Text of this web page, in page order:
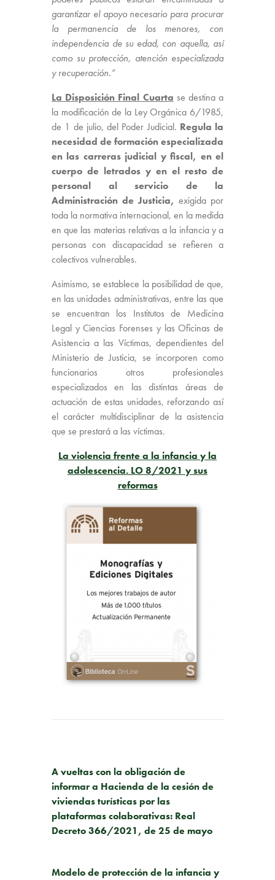
garantizar el apoyo necesario para procurar
la permanencia de los menores, con
independencia de su edad, con aquella, así
como su protección, atención especializada
y recuperación.”
La Disposición Final Cuarta se destina a
la modificación de la Ley Orgánica 6/1985,
de 1 de julio, del Poder Judicial. Regula la
necesidad deformación especializada
en las carreras judicial y fiscal, en el
cuerpo de letrados y en el resto de
personal al servicio de la
Administración de Justicia, exigida por
toda la normativa internacional, en la medida
en que las materias relativas a la infancia y a
personas con discapacidad se refieren a
colectivos vulnerables.
Asimismo, se establece la posibilidad de que,
en las unidades administrativas, entre las que
se encuentran los Institutos de Medicina
Legal y Ciencias Forenses y las Oficinas de
Asistencia a las Víctimas, dependientes del
Ministerio de Justicia, se incorporen como
funcionarios otros profesionales
especializados en las distintas áreas de
actuación de estas unidades, reforzando así
el carácter multidisciplinar de la asistencia
que se prestará a las víctimas.
La violencia frente a la infancia y la
adolescencia. LO 8/2021 y sus
reformas
A vueltas con la obligación de
informar a Hacienda de la cesión de
viviendas turísticas por las
plataformas colaborativas: Real
Decreto 366/2021, de 25 de mayo
Modelo de protección de la infancia y